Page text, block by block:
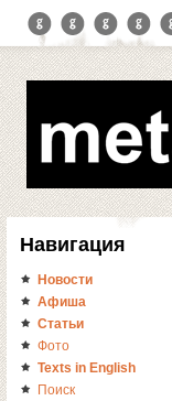
Навигация
Новости
Афиша
Статьи
Фото
Texts in English
Поиск